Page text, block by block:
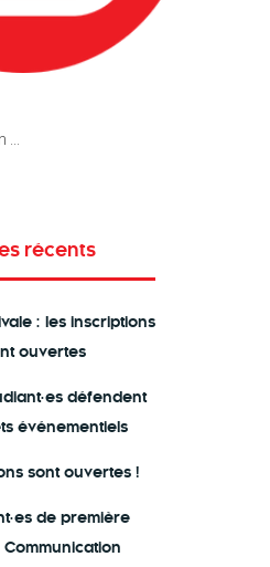
récents
: les inscriptions
ouvertes
défendent
événementiels
sont ouvertes !
de première